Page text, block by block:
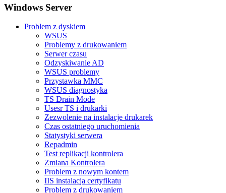
Windows Server
Problem z dyskiem
WSUS
Problemy z drukowaniem
Serwer czasu
Odzyskiwanie AD
WSUS problemy
Przystawka MMC
WSUS diagnostyka
TS Drain Mode
Usesr TS i drukarki
Zezwolenie na instalacje drukarek
Czas ostatniego uruchomienia
Statystyki serwera
Repadmin
Test replikacji kontrolera
Zmiana Kontrolera
Problem z nowym kontem
IIS instalacja certyfikatu
Problem z drukowaniem